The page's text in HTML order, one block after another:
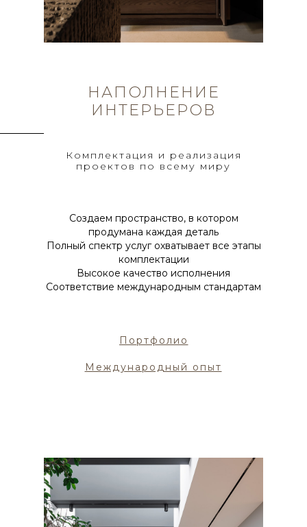
Международный опыт
Создаем пространство, в котором
продумана каждая деталь
Полный спектр услуг охватывает все этапы
комплектации
Высокое качество исполнения
Соответствие международным стандартам
Комплектация и реализация
проектов по всему миру
НАПОЛНЕНИЕ
ИНТЕРЬЕРОВ
Портфолио